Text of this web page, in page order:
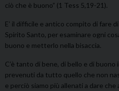
ciò che è buono” (1 Tess 5,19-21).
E’ il difficile e antico compito di fare
Spirito Santo, per esaminare ogni
buono e metterlo nella bisaccia.
C’è tanto di bene, di bello e di buono
prevenuti da tutto quello che non
e perciò siamo più allenati a dare